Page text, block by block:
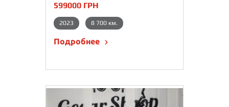
599000 ГРН
2023 8 700 км.
Подробнее